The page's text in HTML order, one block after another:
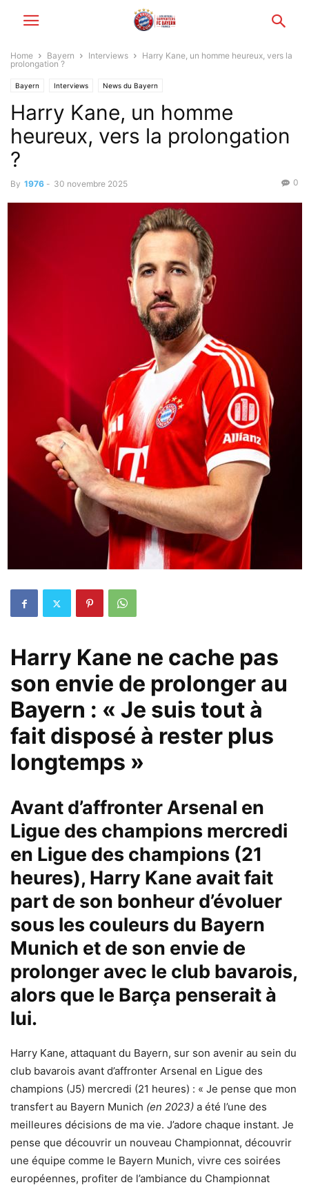
Home Bayern Interviews
Harry Kane, un homme heureux, vers la
prolongation ?
Bayern Interviews News du Bayern
Harry Kane, un homme
heureux, vers la prolongation
?
By 1976 - 30 novembre 2025 0
Harry Kane ne cache pas
son envie de prolonger au
Bayern : « Je suis tout à
fait disposé à rester plus
longtemps »
Avant d’affronter Arsenal en
Ligue des champions mercredi
en Ligue des champions (21
heures), Harry Kane avait fait
part de son bonheur d’évoluer
sous les couleurs du Bayern
Munich et de son envie de
prolonger avec le club bavarois,
alors que le Barça penserait à
lui.
Harry Kane, attaquant du Bayern, sur son avenir au sein du
club bavarois avant d’affronter Arsenal en Ligue des
champions (J5) mercredi (21 heures) : « Je pense que mon
transfert au Bayern Munich (en 2023) a été l’une des
meilleures décisions de ma vie. J’adore chaque instant. Je
pense que découvrir un nouveau Championnat, découvrir
une équipe comme le Bayern Munich, vivre ces soirées
européennes, profiter de l’ambiance du Championnat